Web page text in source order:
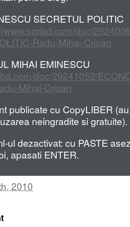
SECRETUL POLITIC
www.scribd.com/doc/
Radu-Mihai-Crisan
MIHAI EMINESCU
doc/29241052/
Mihai-Crisan
publicate cu CopyLIBER
neingradite si gratuite).
ul dezactivat: cu PASTE
apasati ENTER.
2010